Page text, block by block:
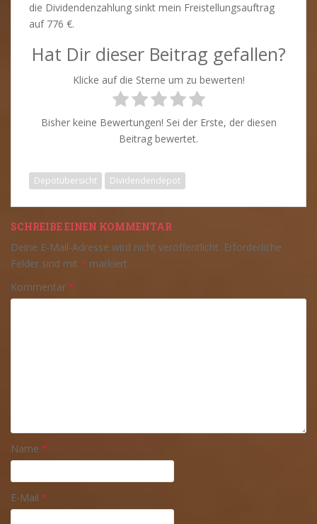
die Dividendenzahlung sinkt mein Freistellungsauftrag
auf 776 €.
Hat Dir dieser Beitrag gefallen?
Klicke auf die Sterne um zu bewerten!
Bisher keine Bewertungen! Sei der Erste, der diesen
Beitrag bewertet.
Depotübersicht Dividendendepot
SCHREIBE EINEN KOMMENTAR
Deine E-Mail-Adresse wird nicht veröffentlicht. Erforderliche
Felder sind mit * markiert
Kommentar *
Name *
E-Mail *